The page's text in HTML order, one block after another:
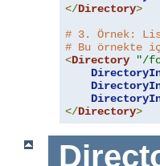
</Directory>
# 3. Örnek:
# Bu örnekte
<Directory "/
</Directory>